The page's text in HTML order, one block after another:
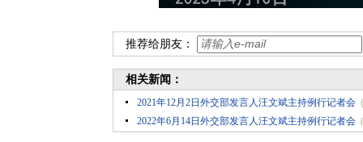
推荐给朋友：
相关新闻：
2021年12月2日外交部发言人汪文斌主持例行记者会
2022年6月14日外交部发言人汪文斌主持例行记者会